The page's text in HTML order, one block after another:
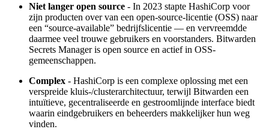
Niet langer open source - In 2023 stapte HashiCorp voor
zijn producten over van een open-source-licentie (OSS) naar
een “source-available” bedrijfslicentie — en vervreemdde
daarmee veel trouwe gebruikers en voorstanders. Bitwarden
Secrets Manager is open source en actief in OSS-
gemeenschappen.
Complex - HashiCorp is een complexe oplossing met een
verspreide kluis-/clusterarchitectuur, terwijl Bitwarden een
intuïtieve, gecentraliseerde en gestroomlijnde interface biedt
waarin eindgebruikers en beheerders makkelijker hun weg
vinden.